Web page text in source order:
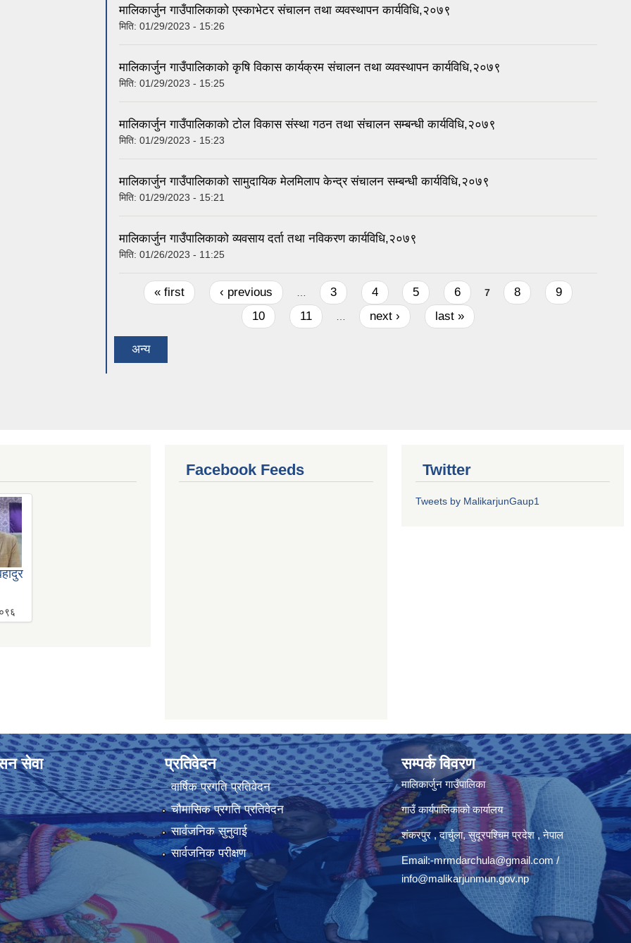
मालिकार्जुन गाउँपालिकाको एस्काभेटर संचालन तथा व्यवस्थापन कार्यविधि,२०७९
मिति: 01/29/2023 - 15:26
मालिकार्जुन गाउँपालिकाको कृषि विकास कार्यक्रम संचालन तथा व्यवस्थापन कार्यविधि,२०७९
मिति: 01/29/2023 - 15:25
मालिकार्जुन गाउँपालिकाको टोल विकास संस्था गठन तथा संचालन सम्बन्धी कार्यविधि,२०७९
मिति: 01/29/2023 - 15:23
मालिकार्जुन गाउँपालिकाको सामुदायिक मेलमिलाप केन्द्र संचालन सम्बन्धी कार्यविधि,२०७९
मिति: 01/29/2023 - 15:21
मालिकार्जुन गाउँपालिकाको व्यवसाय दर्ता तथा नविकरण कार्यविधि,२०७९
मिति: 01/26/2023 - 11:25
Pages« first ‹ previous … 3 4 5 6 7 8
9
10
11 … next › last »
अन्य
Facebook Feeds Twitter
Tweets by MalikarjunGaup1
सेवा प्रतिवेदन
वार्षिक प्रगति प्रतिवेदन
चौमासिक प्रगति प्रतिवेदन
सार्वजनिक सुनुवाई
सार्वजनिक परीक्षण
सम्पर्क विवरण
मालिकार्जुन गाउँपालिका
गाउँ कार्यपालिकाको कार्यालय
शंकरपुर , दार्चुला, सुदूरपश्चिम प्रदेश , नेपाल
Email:-mrmdarchula@gmail.com/
info@malikarjunmun.gov.np